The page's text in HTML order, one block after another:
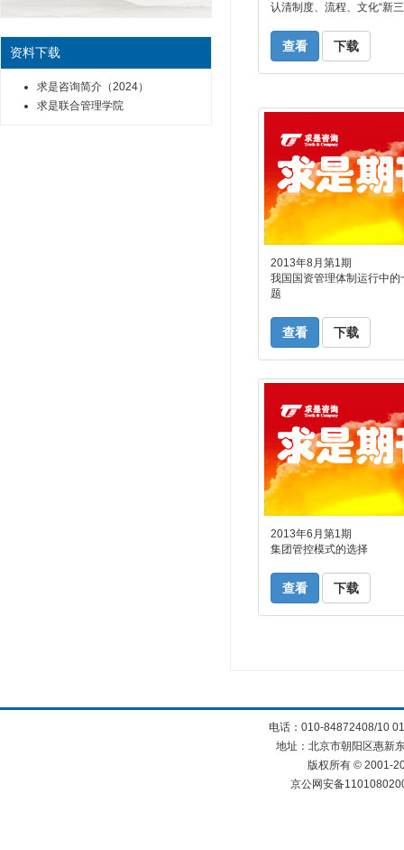
资料下载
求是咨询简介（2024）
求是联合管理学院
认清制度、流程、文化“新
查看 下载
2013年8月第1期
我国国资管理体制运行中的
题
查看 下载
2013年6月第1期
集团管控模式的选择
查看 下载
电话：010-84872408/10
地址：北京市朝阳区惠新
版权所有 © 2001-
京公网安备